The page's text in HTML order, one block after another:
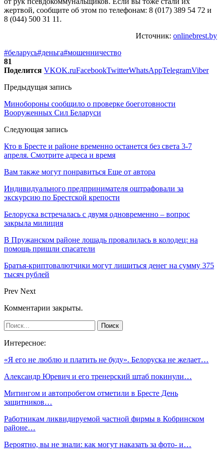
жертвой, сообщите об этом по телефонам: 8 (017) 389 54 72 и
8 (044) 500 31 11.
Источник: onlinebrest.by
#беларусь#деньга#мошенничество
81
Поделится VKOK.ruFacebookTwitterWhatsAppTelegramViber
Предыдущая запись
Минобороны сообщило о проверке боеготовности
Вооруженных Сил Беларуси
Следующая запись
Кто в Бресте и районе временно останется без света 3-7
апреля. Смотрите адреса и время
Вам также могут понравиться Еще от автора
Индивидуального предпринимателя оштрафовали за
экскурсию по Брестской крепости
Белоруска встречалась с двумя одновременно – вопрос
закрыла милиция
В Пружанском районе лошадь провалилась в колодец: на
помощь пришли спасатели
Братья-криптовалютчики могут лишиться денег на сумму 375
тысяч рублей
Prev Next
Комментарии закрыты.
Интересное:
«Я его не люблю и платить не буду». Белоруска не желает…
Александр Юревич и его тренерский штаб покинули…
Митингом и автопробегом отметили в Бресте День
защитников…
Работникам ликвидируемой частной фирмы в Кобринском
районе…
Вероятно, вы не знали: как могут наказать за фото- и…